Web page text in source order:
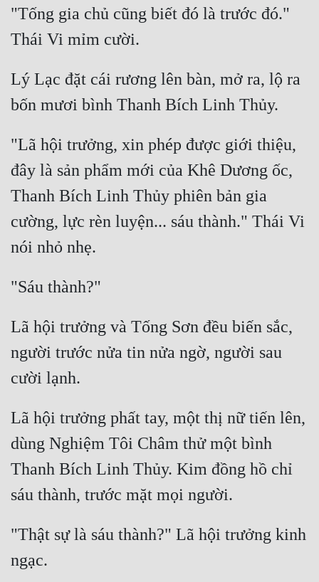
"Tống gia chủ cũng biết đó là trước đó."
Lý Lạc đặt cái rương lên bàn, mở ra, lộ ra
"Lã hội trưởng, xin phép được giới thiệu,
đây là sản phẩm mới của Khê Dương ốc,
Thanh Bích Linh Thủy phiên bản gia
cường, lực rèn luyện... sáu thành." Thái Vi
Lã hội trưởng và Tống Sơn đều biến sắc,
người trước nửa tin nửa ngờ, người sau
Lã hội trưởng phất tay, một thị nữ tiến lên,
dùng Nghiệm Tôi Châm thử một bình
Thanh Bích Linh Thủy. Kim đồng hồ chỉ
"Thật sự là sáu thành?" Lã hội trưởng kinh